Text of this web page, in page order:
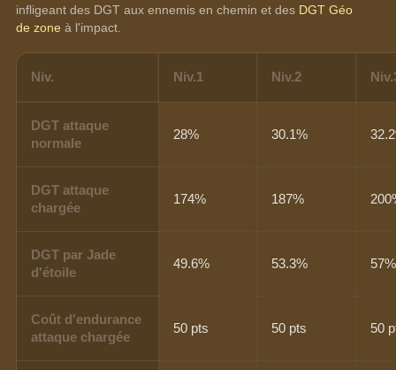
infligeant des DGT aux ennemis en chemin et des DGT Géo
de zone à l'impact.
Niv. Niv.1 Niv.2
DGT attaque
normale
28% 30.1%
DGT attaque
chargée
174% 187%
DGT par Jade
d'étoile
49.6% 53.3% 57%
Coût d'endurance
attaque chargée
50 pts 50 pts 50